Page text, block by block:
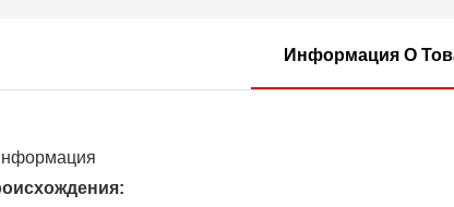
Информация О